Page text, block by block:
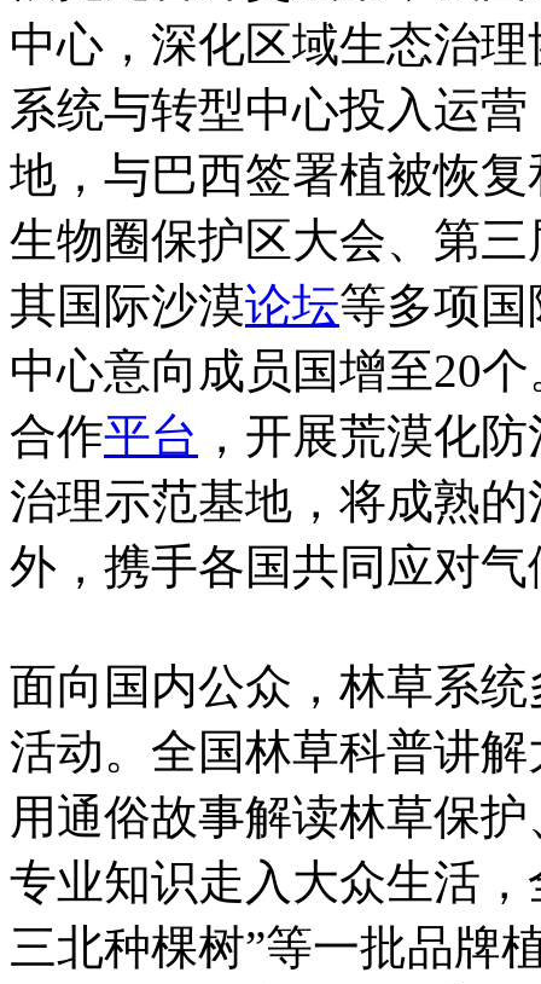
中心，深化区域生态治
系统与转型中心投入运
地，与巴西签署植被恢
生物圈保护区大会、第
其国际沙漠论坛等多项
中心意向成员国增至20
合作平台 ，开展荒漠化
治理示范基地，将成熟
外，携手各国共同应对
面向国内公众，林草系
活动。全国林草科普讲
用通俗故事解读林草保
专业知识走入大众生活
三北种棵树”等一批品牌